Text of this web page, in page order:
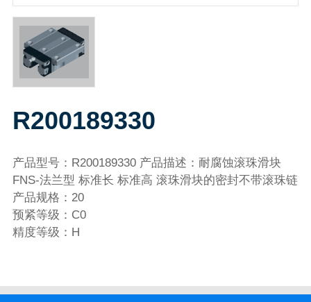
R200189330
产品型号：R200189330 产品描述：耐腐蚀滚珠滑块
FNS-法兰型 标准长 标准高 滚珠滑块的密封不带滚珠链
产品规格：20
预紧等级：C0
精度等级：H